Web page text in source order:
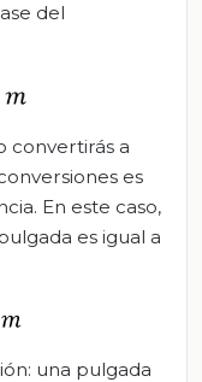
del
convertirás a
es
En este caso,
es igual a
una pulgada